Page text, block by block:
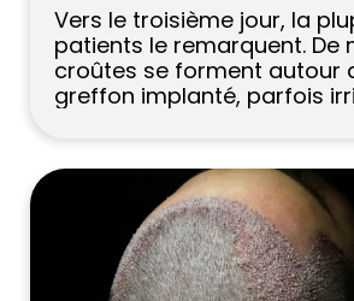
Vers le troisième jour, la
patients le remarquent. De
croûtes se forment autour
greffon implanté, parfois
semble soudain alarmant.
réflexe ? A choisir. Ne le
Croûte après une greffe de
l’une des choses les plus